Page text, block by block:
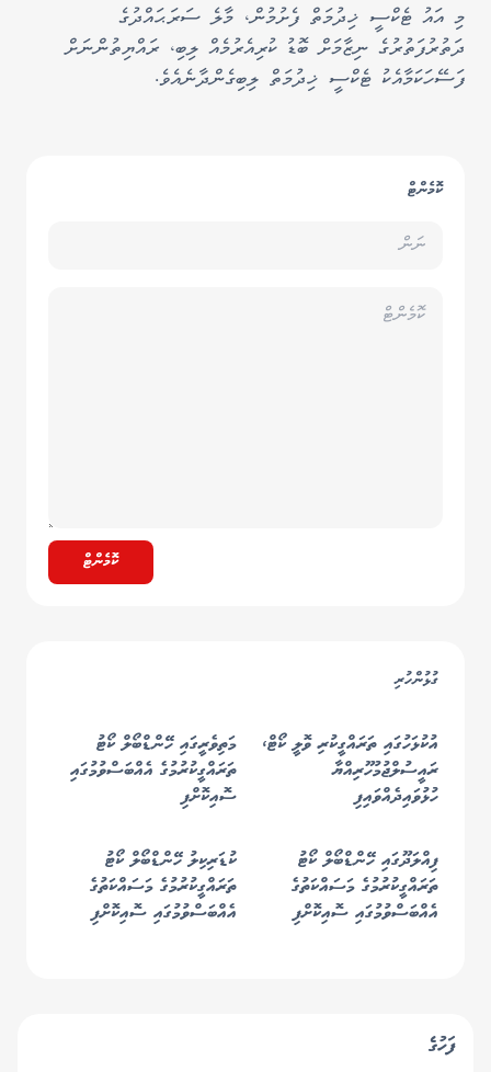
މި އައު ޓެކްސީ ޚިދުމަތް ފެށުމުން، މާލެ ސަރަޙައްދުގެ
ދަތުރުފަތުރުގެ ނިޒާމަށް ބޮޑު ކުރިއެރުމެއް ލިބި، ރައްޔިތުންނަށް
ފަސޭހަކަމާއެކު ޓެކްސީ ޚިދުމަތް ލިބިގެންދާނެއެވެ.
ކޮމެންޓް
ކޮމެންޓް
ގުޅުންހުރި
އުކުޅަހުގައި ތަރައްގީކުރި ވޮލީ ކޯޓް،
ރައީސުލްޖުމުހޫރިއްޔާ
ހުޅުވައިދެއްވައިފި
މަތިވެރީގައި ހޭންޑްބޯލް ކޯޓު
ތަރައްގީކުރުމުގެ އެއްބަސްވުމުގައި
ސޮއިކޮށްފި
ފިއްލަދޫގައި ހޭންޑްބޯލް ކޯޓު
ތަރައްގީކުރުމުގެ މަސައްކަތުގެ
އެއްބަސްވުމުގައި ސޮއިކޮށްފި
ކުޑަރިކިލު ހޭންޑްބޯލް ކޯޓު
ތަރައްގީކުރުމުގެ މަސައްކަތުގެ
އެއްބަސްވުމުގައި ސޮއިކޮށްފި
ފަހުގެ